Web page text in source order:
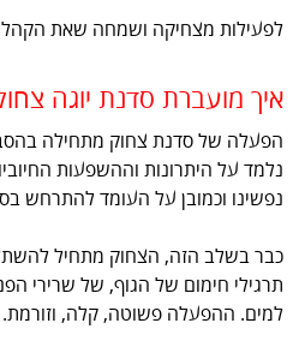
לפעילות מצחיקה ושמחה שאת הקהל
איך מועברת סדנת יוגה
הפעלה של סדנת צחוק מתחילה
נלמד על היתרונות וההשפעות
נפשינו וכמובן על העומד להתרחש
כבר בשלב הזה, הצחוק מתחיל
תרגילי חימום של הגוף, של שרירי
למים. ההפעלה פשוטה, קלה, וזורמת.